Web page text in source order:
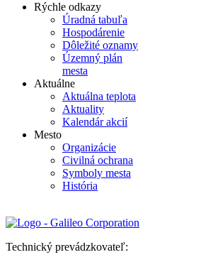
Rýchle odkazy
Úradná tabuľa
Hospodárenie
Dôležité oznamy
Územný plán
mesta
Aktuálne
Aktuálna teplota
Aktuality
Kalendár akcií
Mesto
Organizácie
Civilná ochrana
Symboly mesta
História
Technický prevádzkovateľ: